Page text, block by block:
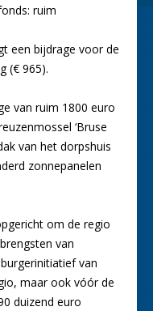
ruim
een bijdrage voor de
(€ 965).
van ruim 1800 euro
‘Bruse
van het dorpshuis
zonnepanelen
om de regio
van
van
maar ook vóór de
duizend euro